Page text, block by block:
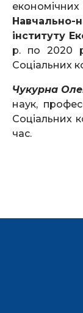
Навчально-
інституту
р. по 2020
Соціальних
Чукурна
наук,
Соціальних
час.